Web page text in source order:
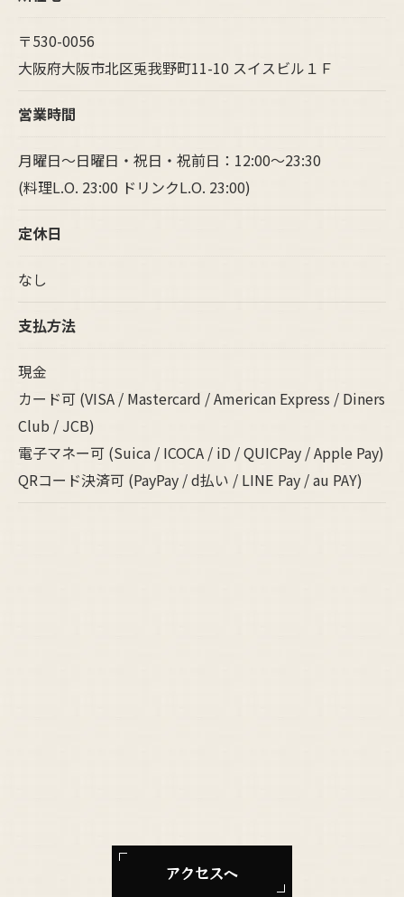
〒530-0056
大阪府大阪市北区兎我野町11-10 スイスビル１Ｆ
営業時間
月曜日～日曜日・祝日・祝前日：12:00～23:30
(料理L.O. 23:00 ドリンクL.O. 23:00)
定休日
なし
支払方法
現金
カード可 (VISA / Mastercard / American Express / Diners
Club / JCB)
電子マネー可 (Suica / ICOCA / iD / QUICPay / Apple Pay)
QRコード決済可 (PayPay / d払い / LINE Pay / au PAY)
アクセスへ